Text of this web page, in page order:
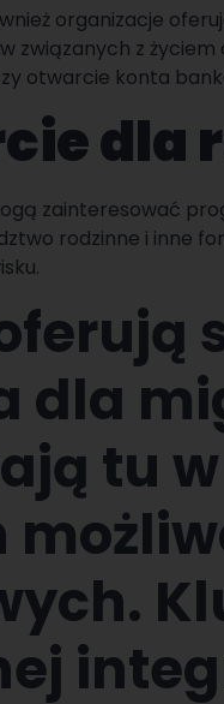
organizacje
związanych z
otwarcie konta
dla
zainteresować
rodzinne i inne
dla
tu